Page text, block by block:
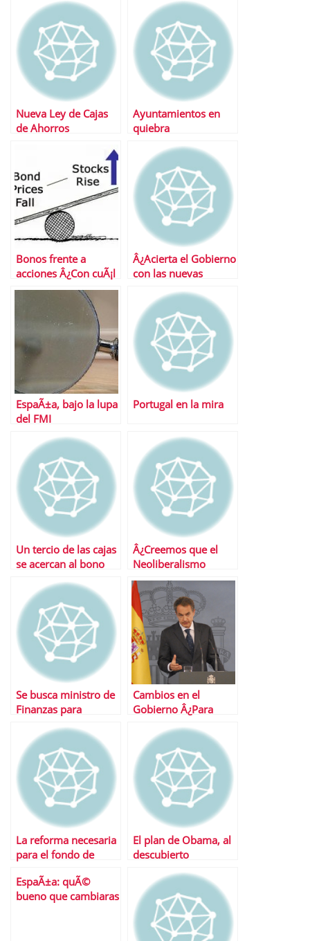
Nueva Ley de Cajas
de Ahorros
Ayuntamientos en
quiebra
Bonos frente a
acciones Â¿Con cuÃ¡l
nos quedamos?
Â¿Acierta el Gobierno
con las nuevas
EspaÃ±a, bajo la lupa
del FMI
Portugal en la mira
Un tercio de las cajas
se acercan al bono
Â¿Creemos que el
Neoliberalismo
podrÃ¡ salvarnos?
Se busca ministro de
Finanzas para
curriculum
Cambios en el
Gobierno Â¿Para
La reforma necesaria
para el fondo de
El plan de Obama, al
descubierto
EspaÃ±a: quÃ©
bueno que cambiaras